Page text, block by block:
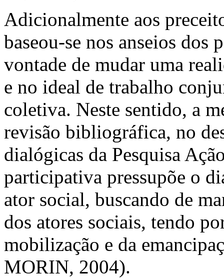
Adicionalmente aos
baseou-se nos anseios dos
vontade de mudar uma
e no ideal de trabalho
coletiva. Neste sentido, a
revisão bibliográfica, no
dialógicas da Pesquisa
participativa pressupõe o
ator social, buscando de
dos atores sociais, tendo
mobilização e da
MORIN, 2004).